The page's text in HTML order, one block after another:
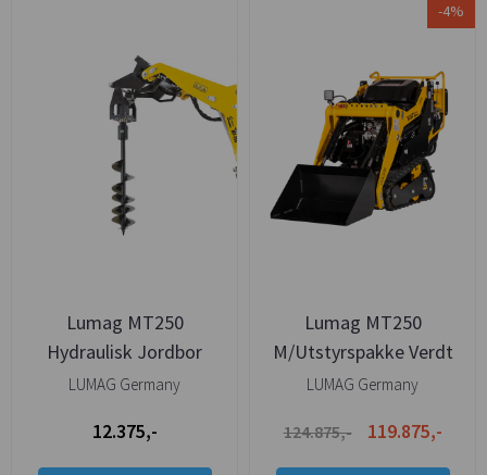
Lumag MT250
Hydraulisk Jordbor
LUMAG Germany
12.375,-
-4%
Lumag MT250
M/Utstyrspakke Verdt
30.000 - Klar til Bruk,-!!
LUMAG Germany
124.875,- 119.875,-